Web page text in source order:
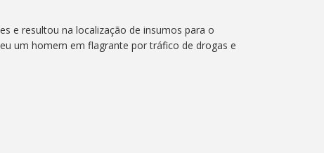
e resultou na localização de insumos para o
um homem em flagrante por tráfico de drogas e